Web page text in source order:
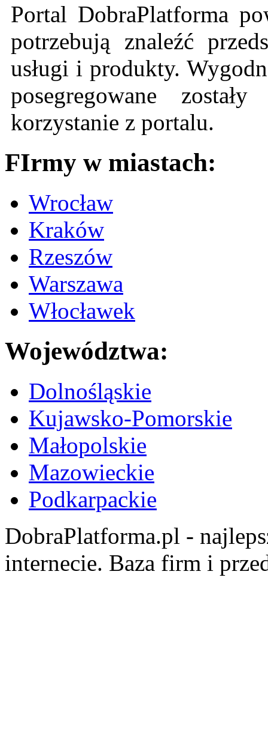
Portal DobraPlatforma
potrzebują znaleźć
usługi i produkty.
posegregowane
korzystanie z portalu.
FIrmy w miastach:
Wrocław
Kraków
Rzeszów
Warszawa
Włocławek
Województwa:
Dolnośląskie
Kujawsko-Pomorskie
Małopolskie
Mazowieckie
Podkarpackie
DobraPlatforma.pl -
internecie. Baza firm i